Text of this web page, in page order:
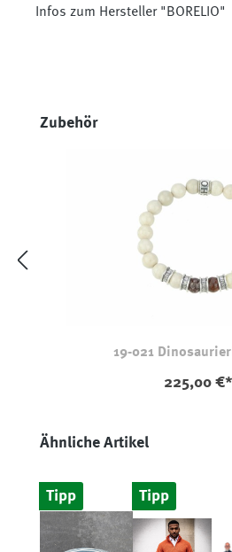
Infos zum Hersteller "BORELIO"
Produktgalerie überspringen
Zubehör
19-021
225,00 €*
Produktgalerie überspringen
Ähnliche Artikel
Tipp Tipp